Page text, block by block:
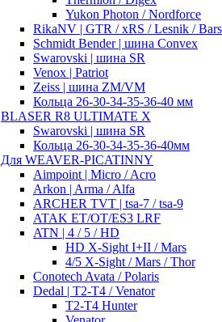
Yukon Photon / Nordforce
RikaNV | GTR / xRS / Lesnik /
Schmidt Bender | шина Convex
Swarovski | шина SR
Venox | Patriot
Zeiss | шина ZM/VM
Кольца 26-30-34-35-36-40 мм
BLASER R8 ULTIMATE X
Swarovski | шина SR
Кольца 26-30-34-35-36-40мм
Для WEAVER-PICATINNY
Aimpoint | Micro / Acro
Arkon | Arma / Alfa
ARCHER TVT | tsa-7 / tsa-9
ATAK ET/OT/ES3 LRF
ATN | 4 / 5 / HD
HD X-Sight I+II / Mars
4/5 X-Sight / Mars / Thor
Conotech Avata / Polaris
Dedal | T2-T4 / Venator
T2-T4 Hunter